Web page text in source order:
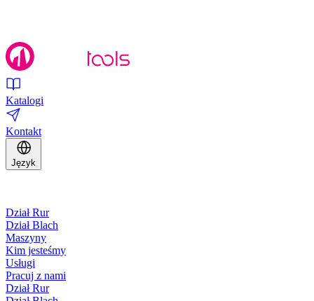
Katalogi
Kontakt
Język
Dział Rur
Dział Blach
Maszyny
Kim jesteśmy
Usługi
Pracuj z nami
Dział Rur